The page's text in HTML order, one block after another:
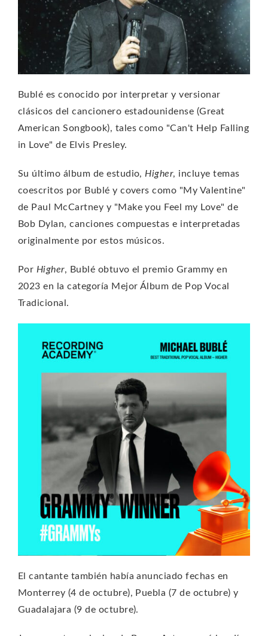
Bublé es conocido por interpretar y versionar
clásicos del cancionero estadounidense (Great
American Songbook), tales como "Can't Help Falling
in Love" de Elvis Presley.
Su último álbum de estudio, Higher, incluye temas
coescritos por Bublé y covers como "My Valentine"
de Paul McCartney y "Make you Feel my Love" de
Bob Dylan, canciones compuestas e interpretadas
originalmente por estos músicos.
Por Higher, Bublé obtuvo el premio Grammy en
2023 en la categoría Mejor Álbum de Pop Vocal
Tradicional.
El cantante también había anunciado fechas en
Monterrey (4 de octubre), Puebla (7 de octubre) y
Guadalajara (9 de octubre).